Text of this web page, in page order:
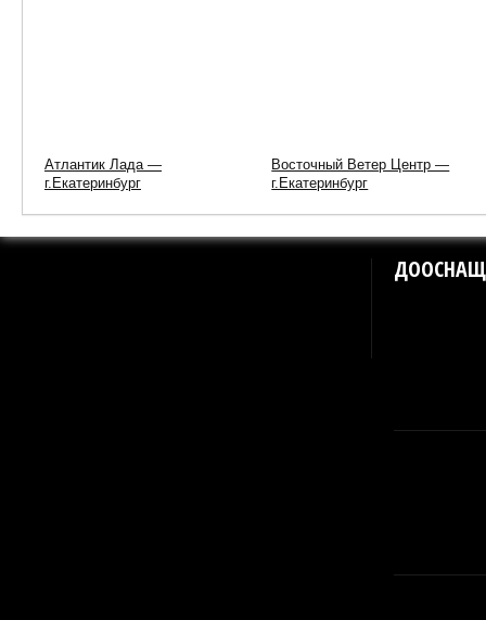
Атлантик Лада —
г.Екатеринбург
Восточный Ветер Центр —
г.Екатеринбург